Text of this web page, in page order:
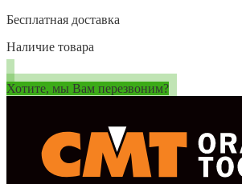
Бесплатная доставка
Наличие товара
Хотите, мы Вам перезвоним?